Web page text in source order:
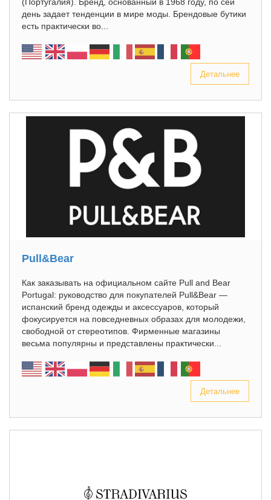
день задает тенденции в мире моды. Брендовые бутики
есть практически во...
Детальнее
Pull&Bear
Как заказывать на официальном сайте Pull and Bear
Portugal: руководство для покупателей Pull&Bear —
испанский бренд одежды и аксессуаров, который
фокусируется на повседневных образах для молодежи,
свободной от стереотипов. Фирменные магазины
весьма популярны и представлены практически...
Детальнее